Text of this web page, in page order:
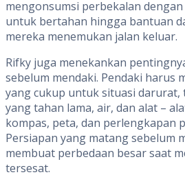
mengonsumsi perbekalan
untuk bertahan hingga bantuan
mereka menemukan jalan keluar.
Rifky juga menekankan
sebelum mendaki. Pendaki harus
yang cukup untuk situasi darurat,
yang tahan lama, air, dan alat –
kompas, peta, dan perlengkapan
Persiapan yang matang sebelum
membuat perbedaan besar saat
tersesat.